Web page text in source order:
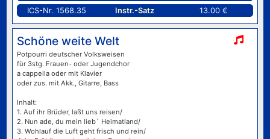
ICS-Nr. 1568.35
Instr.-Satz 13.00 €
Schöne weite Welt
Potpourri deutscher Volksweisen
für 3stg. Frauen- oder Jugendchor
a cappella oder mit Klavier
oder zus. mit Akk., Gitarre, Bass
Inhalt:
1. Auf ihr Brüder, laßt uns reisen/
2. Nun ade, du mein lieb´ Heimatland/
3. Wohlauf die Luft geht frisch und rein/